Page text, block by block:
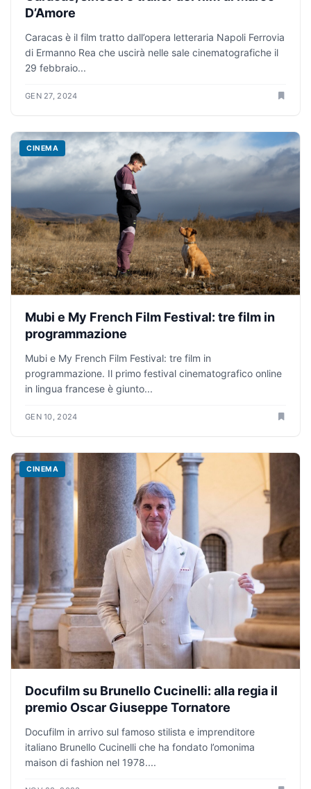
D’Amore
Caracas è il film tratto dall’opera letteraria Napoli Ferrovia
di Ermanno Rea che uscirà nelle sale cinematografiche il
29 febbraio...
GEN 27, 2024
CINEMA
Mubi e My French Film Festival: tre film in
programmazione
Mubi e My French Film Festival: tre film in
programmazione. Il primo festival cinematografico online
in lingua francese è giunto...
GEN 10, 2024
CINEMA
Docufilm su Brunello Cucinelli: alla regia il
premio Oscar Giuseppe Tornatore
Docufilm in arrivo sul famoso stilista e imprenditore
italiano Brunello Cucinelli che ha fondato l’omonima
maison di fashion nel 1978....